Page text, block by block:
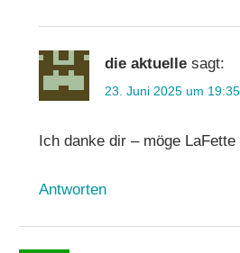
die aktuelle sagt:
23. Juni 2025 um
Ich danke dir – möge
Antworten